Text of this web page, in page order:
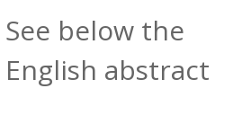
See below the
English abstract